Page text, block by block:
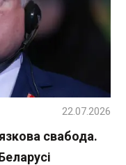
свабода.
22.07.2026